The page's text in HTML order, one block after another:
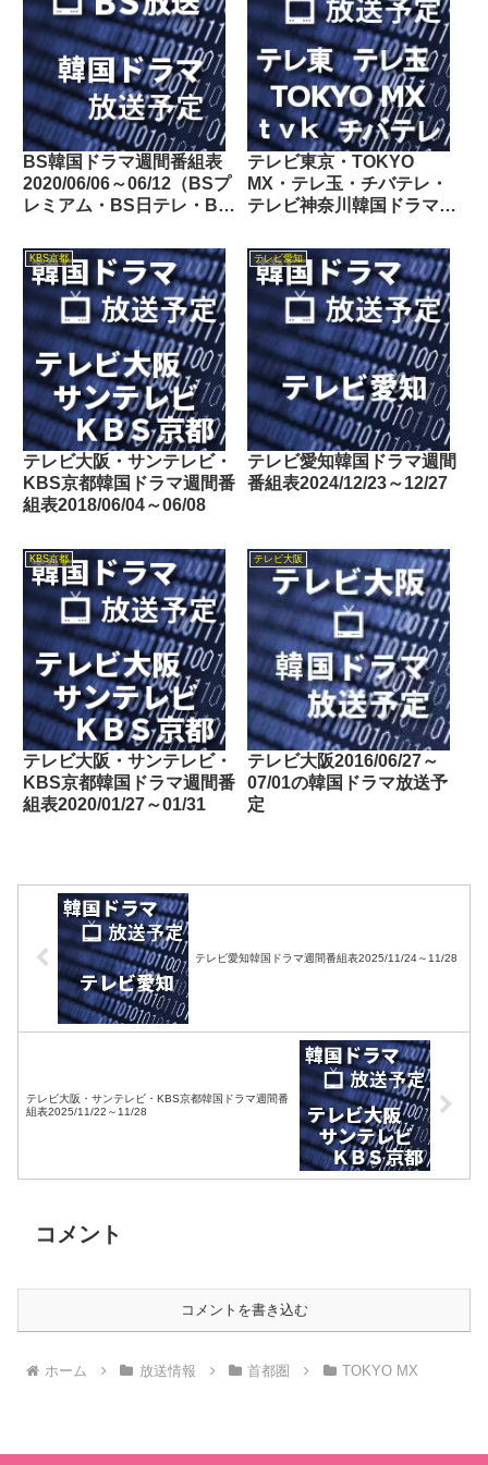
BS韓国ドラマ週間番組表
2020/06/06～06/12（BSプ
レミアム・BS日テレ・BS
東・BSフジ）
テレビ東京・TOKYO
MX・テレ玉・チバテレ・
テレビ神奈川韓国ドラマ週
10/23
KBS京都
テレビ大阪・サンテレビ・
KBS京都韓国ドラマ週間番
組表2018/06/04～06/08
テレビ愛知
テレビ愛知韓国ドラマ週間
番組表2024/12/23～12/27
KBS京都
テレビ大阪・サンテレビ・
KBS京都韓国ドラマ週間番
組表2020/01/27～01/31
テレビ大阪
テレビ大阪2016/06/27～
07/01の韓国ドラマ放送予
定
テレビ愛知韓国ドラマ週間番組表2025/11/24～11/28
テレビ大阪・サンテレビ・KBS京都韓国ドラマ週間番
組表2025/11/22～11/28
コメント
コメントを書き込む
ホーム 放送情報 首都圏 TOKYO MX